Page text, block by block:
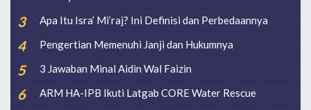
Apa Itu Isra’ Mi’raj? Ini Definisi dan Perbedaannya
Pengertian Memenuhi Janji dan Hukumnya
3 Jawaban Minal Aidin Wal Faizin
ARM HA-IPB Ikuti Latgab CORE Water Rescue